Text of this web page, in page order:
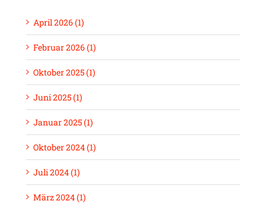
April 2026 (1)
Februar 2026 (1)
Oktober 2025 (1)
Juni 2025 (1)
Januar 2025 (1)
Oktober 2024 (1)
Juli 2024 (1)
März 2024 (1)